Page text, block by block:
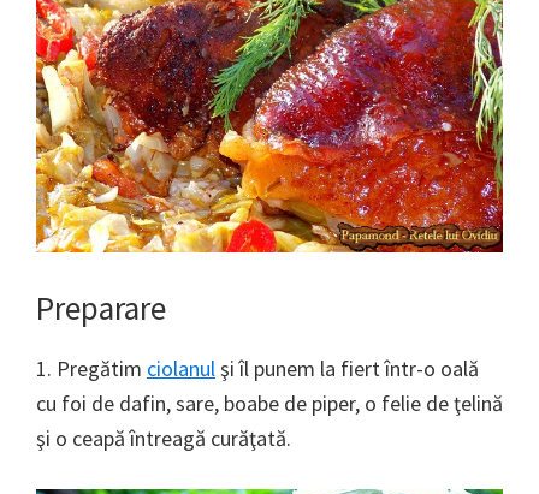
Preparare
1. Pregătim ciolanulşi îl punem la fiert într-o oală
cu foi de dafin, sare, boabe de piper, o felie de ţelină
şi o ceapă întreagă curăţată.